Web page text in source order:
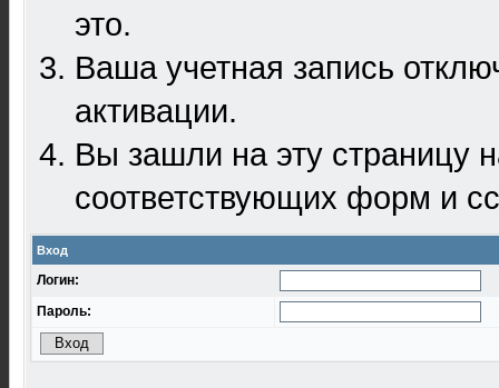
это.
Ваша учетная запись
активации.
Вы зашли на эту
соответствующих форм и
Вход
Логин:
Пароль: